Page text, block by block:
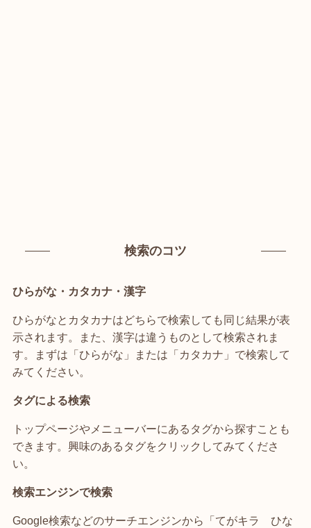
検索のコツ
ひらがな・カタカナ・漢字
ひらがなとカタカナはどちらで検索しても同じ結果が表
示されます。また、漢字は違うものとして検索されま
す。まずは「ひらがな」または「カタカナ」で検索して
みてください。
タグによる検索
トップページやメニューバーにあるタグから探すことも
できます。興味のあるタグをクリックしてみてくださ
い。
検索エンジンで検索
Google検索などのサーチエンジンから「てがキラ ひな